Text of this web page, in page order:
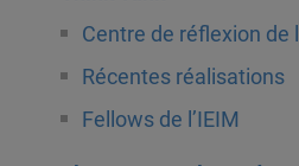
Centre de réflexion de
Récentes réalisations
Fellows de l’IEIM